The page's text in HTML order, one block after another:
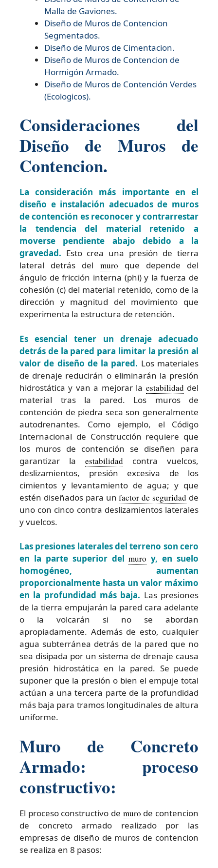
Malla de Gaviones.
Diseño de Muros de Contencion
Segmentados.
Diseño de Muros de Cimentacion.
Diseño de Muros de Contencion de
Hormigón Armado.
Diseño de Muros de Contención Verdes
(Ecologicos).
Consideraciones del
Diseño de Muros de
Contencion.
La consideración más importante en el
diseño e instalación adecuados de muros
de contención es reconocer y contrarrestar
la tendencia del material retenido a
moverse pendiente abajo debido a la
gravedad. Esto crea una presión de tierra
lateral detrás del muro que depende del
ángulo de fricción interna (phi) y la fuerza de
cohesión (c) del material retenido, como de la
dirección y magnitud del movimiento que
experimenta la estructura de retención.
Es esencial tener un drenaje adecuado
detrás de la pared para limitar la presión al
valor de diseño de la pared. Los materiales
de drenaje reducirán o eliminarán la presión
hidrostática y van a mejorar la estabilidad del
material tras la pared. Los muros de
contención de piedra seca son generalmente
autodrenantes. Como ejemplo, el Código
Internacional de Construcción requiere que
los muros de contención se diseñen para
garantizar la estabilidad contra vuelcos,
deslizamientos, presión excesiva de los
cimientos y levantamiento de agua; y que
estén diseñados para unfactor de seguridad de
uno con cinco contra deslizamientos laterales
y vuelcos.
Las presiones laterales del terreno son cero
en la parte superior delmuro y, en suelo
homogéneo, aumentan
proporcionalmente hasta un valor máximo
en la profundidad más baja. Las presiones
de la tierra empujarán la pared cara adelante
o la volcarán si no se abordan
apropiadamente. Además de esto, cualquier
agua subterránea detrás de la pared que no
sea disipada por un sistema de drenaje causa
presión hidrostática en la pared. Se puede
suponer que la presión o bien el empuje total
actúan a una tercera parte de la profundidad
más baja para tramos longitudinales de altura
uniforme.
Muro de Concreto
Armado: proceso
constructivo:
El proceso constructivo de muro de contencion
de concreto armado realizado por las
empresas de diseño de muros de contencion
se realiza en 8 pasos: